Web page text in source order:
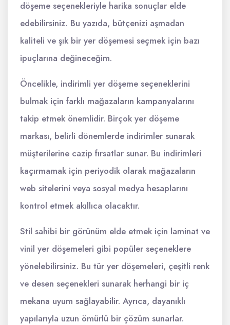
döşeme seçenekleriyle harika sonuçlar elde
edebilirsiniz. Bu yazıda, bütçenizi aşmadan
kaliteli ve şık bir yer döşemesi seçmek için bazı
ipuçlarına değineceğim.
Öncelikle, indirimli yer döşeme seçeneklerini
bulmak için farklı mağazaların kampanyalarını
takip etmek önemlidir. Birçok yer döşeme
markası, belirli dönemlerde indirimler sunarak
müşterilerine cazip fırsatlar sunar. Bu indirimleri
kaçırmamak için periyodik olarak mağazaların
web sitelerini veya sosyal medya hesaplarını
kontrol etmek akıllıca olacaktır.
Stil sahibi bir görünüm elde etmek için laminat ve
vinil yer döşemeleri gibi popüler seçeneklere
yönelebilirsiniz. Bu tür yer döşemeleri, çeşitli renk
ve desen seçenekleri sunarak herhangi bir iç
mekana uyum sağlayabilir. Ayrıca, dayanıklı
yapılarıyla uzun ömürlü bir çözüm sunarlar.